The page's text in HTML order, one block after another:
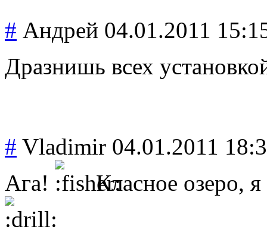
# Андрей 04.01.2011
Дразнишь всех
# Vladimir 04.01.2011
Ага!
Класное озеро, я